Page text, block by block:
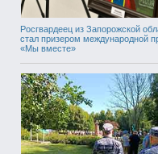
Росгвардеец из Запорожской
стал призером международной
«Мы вместе»